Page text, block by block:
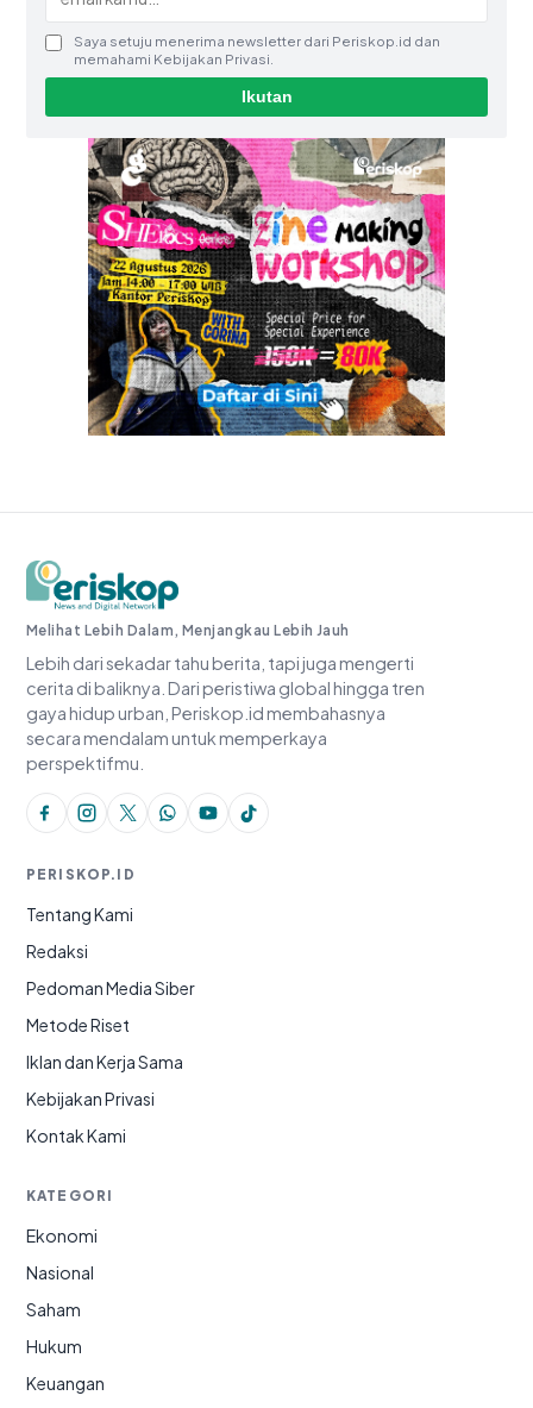
Saya setuju menerima newsletter dari Periskop.id dan
memahami Kebijakan Privasi.
Ikutan
Periskop.id
Melihat Lebih Dalam, Menjangkau Lebih Jauh
Lebih dari sekadar tahu berita, tapi juga mengerti
cerita di baliknya. Dari peristiwa global hingga tren
gaya hidup urban, Periskop.id membahasnya
secara mendalam untuk memperkaya
perspektifmu.
PERISKOP.ID
Tentang Kami
Redaksi
Pedoman Media Siber
Metode Riset
Iklan dan Kerja Sama
Kebijakan Privasi
Kontak Kami
KATEGORI
Ekonomi
Nasional
Saham
Hukum
Keuangan